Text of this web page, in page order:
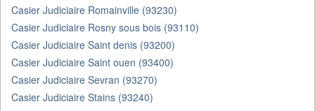
Casier Judiciaire Romainville (93230)
Casier Judiciaire Rosny sous bois (93110)
Casier Judiciaire Saint denis (93200)
Casier Judiciaire Saint ouen (93400)
Casier Judiciaire Sevran (93270)
Casier Judiciaire Stains (93240)